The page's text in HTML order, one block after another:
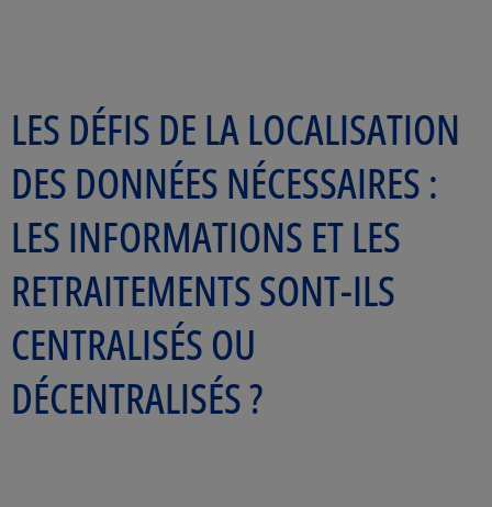
LES DÉFIS DE LA LOCALISATION
DES DONNÉES NÉCESSAIRES :
LES INFORMATIONS ET LES
RETRAITEMENTS SONT-ILS
CENTRALISÉS OU
DÉCENTRALISÉS ?